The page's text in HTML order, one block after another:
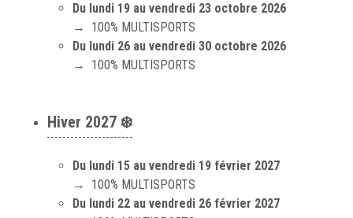
Du lundi 19 au vendredi 23 octobre 2026
→ 100% MULTISPORTS
Du lundi 26 au vendredi 30 octobre 2026
→ 100% MULTISPORTS
Hiver 2027 ❄️
Du lundi 15 au vendredi 19 février 2027
→ 100% MULTISPORTS
Du lundi 22 au vendredi 26 février 2027